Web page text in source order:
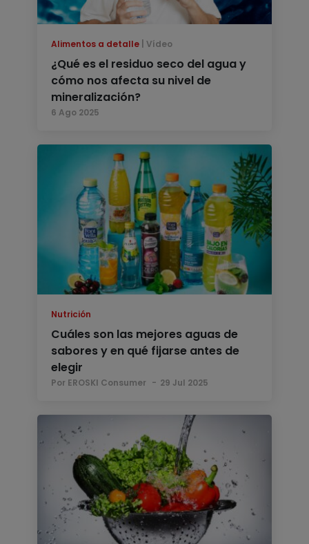
Alimentos a detalle Vídeo
¿Qué es el residuo seco del agua y
cómo nos afecta su nivel de
mineralización?
6 Ago 2025
Nutrición
Cuáles son las mejores aguas de
sabores y en qué fijarse antes de
elegir
Por EROSKI Consumer 29 Jul 2025